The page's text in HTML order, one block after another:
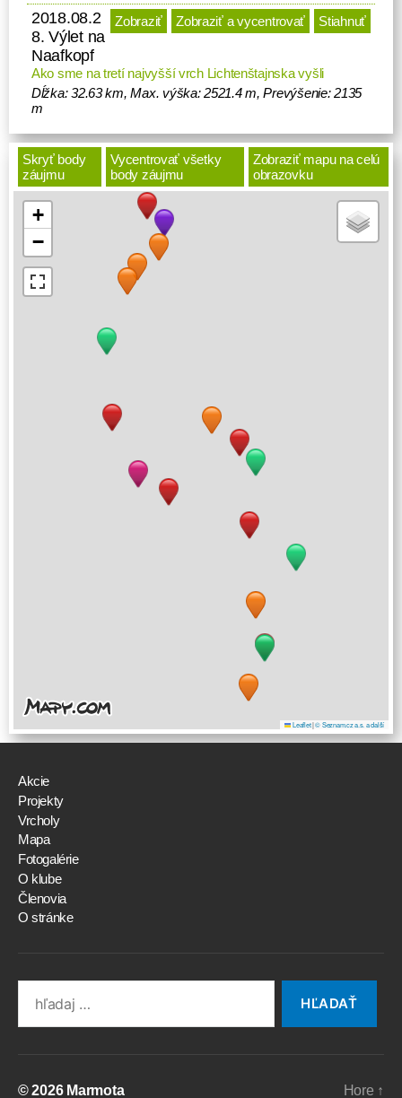
Zobraziť Zobraziť a vycentrovať Stiahnuť
2018.08.2
8. Výlet na
Naafkopf
Ako sme na tretí najvyšší vrch Lichtenštajnska vyšli
Dĺžka: 32.63 km, Max. výška: 2521.4 m, Prevýšenie: 2135
m
Skryť body
záujmu
Vycentrovať všetky
body záujmu
Zobraziť mapu na celú
obrazovku
+
−
Leaflet|© Seznam.cz a.s. a další
Akcie
Projekty
Vrcholy
Mapa
Fotogalérie
O klube
Členovia
O stránke
© 2026 Marmota Hore ↑